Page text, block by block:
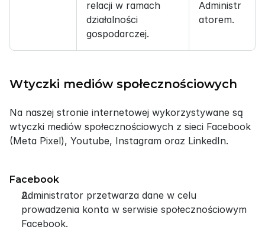
relacji w ramach
działalności
gospodarczej.
Administr
atorem.
Wtyczki mediów społecznościowych
Na naszej stronie internetowej wykorzystywane są
wtyczki mediów społecznościowych z sieci Facebook
(Meta Pixel), Youtube, Instagram oraz LinkedIn.
Facebook
Administrator przetwarza dane w celu
prowadzenia konta w serwisie społecznościowym
Facebook.